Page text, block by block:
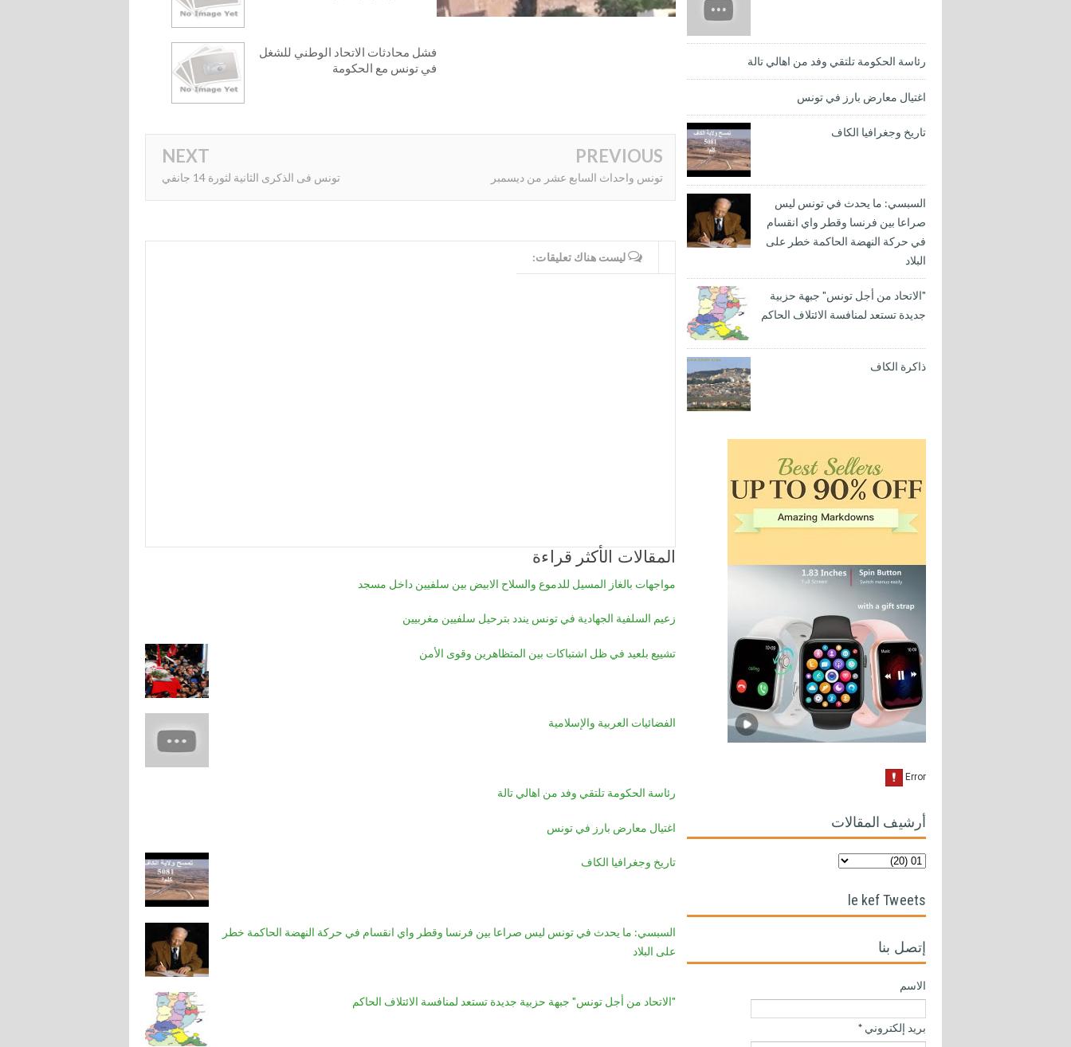
فشل محادثات الاتحاد الوطني للشغل
في تونس مع الحكومة
NEXT
تونس فى الذكرى الثانية لثورة 14 جانفي
PREVIOUS
تونس واحداث السابع عشر من ديسمبر
ليست هناك تعليقات:
WRITE COMMENTS
المقالات الأكثر قراءة
مواجهات بالغاز المسيل للدموع والسلاح الابيض بين سلفيين داخل مسجد
زعيم السلفية الجهادية في تونس يندد بترحيل سلفيين مغربيين
تشييع بلعيد في ظل اشتباكات بين المتظاهرين وقوى الأمن
الفضائيات العربية والإسلامية
رئاسة الحكومة تلتقي وفد من اهالي تالة
اغتيال معارض بارز في تونس
تاريخ وجغرافيا الكاف
السبسي: ما يحدث في تونس ليس صراعا بين فرنسا وقطر واي انقسام في حركة النهضة الحاكمة خطر
على البلاد
"الاتحاد من أجل تونس" جبهة حزبية جديدة تستعد لمنافسة الائتلاف الحاكم
رئاسة الحكومة تلتقي وفد من اهالي تالة
اغتيال معارض بارز في تونس
تاريخ وجغرافيا الكاف
السبسي: ما يحدث في تونس ليس
صراعا بين فرنسا وقطر واي انقسام
في حركة النهضة الحاكمة خطر على
البلاد
"الاتحاد من أجل تونس" جبهة حزبية
جديدة تستعد لمنافسة الائتلاف الحاكم
ذاكرة الكاف
أرشيف المقالات
le kef Tweets
إتصل بنا
الاسم
بريد إلكتروني *